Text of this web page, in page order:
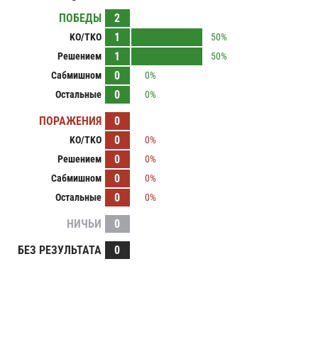
ПОБЕДЫ
2
KO/TKO 1
50%
Решением
1
50%
Сабмишном
0
0%
Остальные
0 0%
ПОРАЖЕНИЯ 0
KO/TKO 0
0%
Решением
0
0%
Сабмишном
0
0%
Остальные
0 0%
НИЧЬИ
0
БЕЗ РЕЗУЛЬТАТА
0